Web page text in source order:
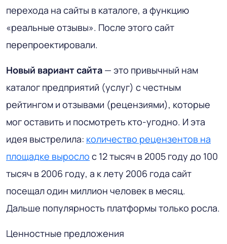
перехода на сайты в каталоге, а функцию
«реальные отзывы». После этого сайт
перепроектировали.
Новый вариант сайта — это привычный нам
каталог предприятий (услуг) с честным
рейтингом и отзывами (рецензиями), которые
мог оставить и посмотреть кто-угодно. И эта
идея выстрелила: количество рецензентов на
площадке выросло с 12 тысяч в 2005 году до 100
тысяч в 2006 году, а к лету 2006 года сайт
посещал один миллион человек в месяц.
Дальше популярность платформы только росла.
Ценностные предложения